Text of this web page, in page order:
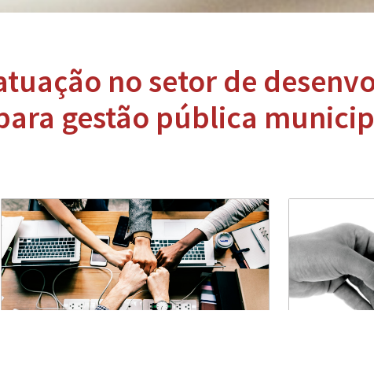
no setor de
gestão pública